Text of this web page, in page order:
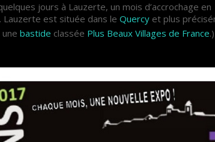
jours à Lauzerte, un mois d’accrochage en
. Lauzerte est située dans le Quercy et plus
bastide classée Plus Beaux Villages de France